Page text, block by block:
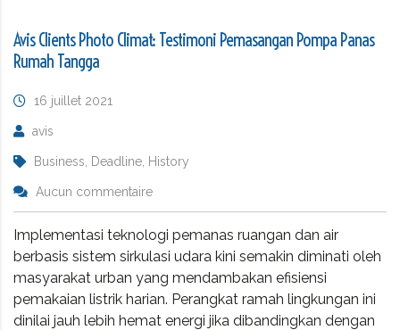
Avis Clients Photo Climat: Testimoni Pemasangan Pompa Panas
Rumah Tangga
16 juillet 2021
avis
Business, Deadline, History
Aucun commentaire
Implementasi teknologi pemanas ruangan dan air
berbasis sistem sirkulasi udara kini semakin diminati oleh
masyarakat urban yang mendambakan efisiensi
pemakaian listrik harian. Perangkat ramah lingkungan ini
dinilai jauh lebih hemat energi jika dibandingkan dengan